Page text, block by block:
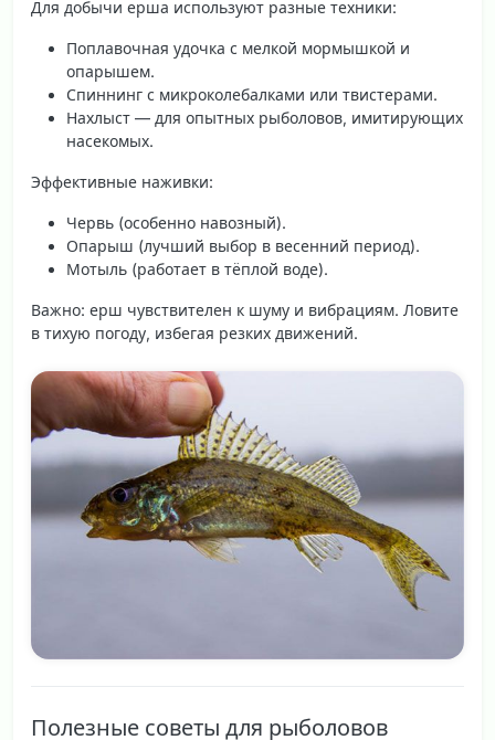
Для добычи ерша используют разные техники:
Поплавочная удочка с мелкой мормышкой и
опарышем.
Спиннинг с микроколебалками или твистерами.
Нахлыст — для опытных рыболовов, имитирующих
насекомых.
Эффективные наживки:
Червь (особенно навозный).
Опарыш (лучший выбор в весенний период).
Мотыль (работает в тёплой воде).
Важно: ерш чувствителен к шуму и вибрациям. Ловите
в тихую погоду, избегая резких движений.
Полезные советы для рыболовов